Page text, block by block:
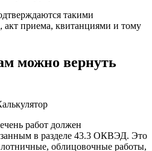
такими
акт приема, квитанциями и тому
можно вернуть
работ должен
в разделе 43.3 ОКВЭД. Это
облицовочные работы,